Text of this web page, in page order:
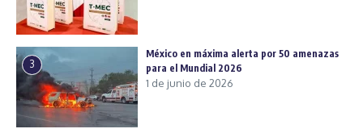
3
México en máxima alerta por 50 amenazas
para el Mundial 2026
1 de junio de 2026